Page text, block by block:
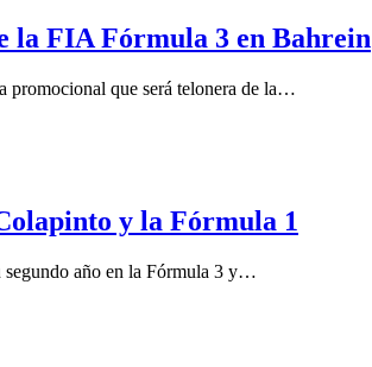
la FIA Fórmula 3 en Bahrein
promocional que será telonera de la…
y la Fórmula 1
segundo año en la Fórmula 3 y…